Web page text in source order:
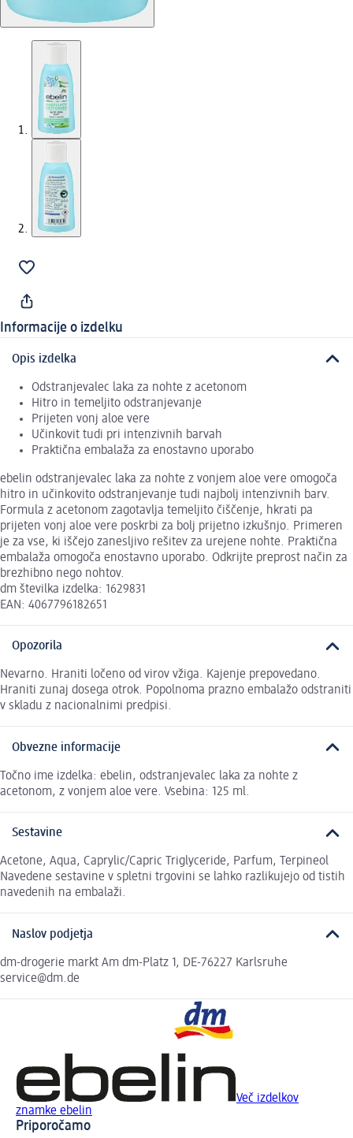
Informacije o izdelku
Opis izdelka
Odstranjevalec laka za nohte z acetonom
Hitro in temeljito odstranjevanje
Prijeten vonj aloe vere
Učinkovit tudi pri intenzivnih barvah
Praktična embalaža za enostavno uporabo
ebelin odstranjevalec laka za nohte z vonjem aloe vere omogoča
hitro in učinkovito odstranjevanje tudi najbolj intenzivnih barv.
Formula z acetonom zagotavlja temeljito čiščenje, hkrati pa
prijeten vonj aloe vere poskrbi za bolj prijetno izkušnjo. Primeren
je za vse, ki iščejo zanesljivo rešitev za urejene nohte. Praktična
embalaža omogoča enostavno uporabo. Odkrijte preprost način za
brezhibno nego nohtov.
dm številka izdelka: 1629831
EAN: 4067796182651
Opozorila
Nevarno. Hraniti ločeno od virov vžiga. Kajenje prepovedano.
Hraniti zunaj dosega otrok. Popolnoma prazno embalažo odstraniti
v skladu z nacionalnimi predpisi.
Obvezne informacije
Točno ime izdelka: ebelin, odstranjevalec laka za nohte z
acetonom, z vonjem aloe vere. Vsebina: 125 ml.
Sestavine
Acetone, Aqua, Caprylic/Capric Triglyceride, Parfum, Terpineol
Navedene sestavine v spletni trgovini se lahko razlikujejo od tistih
navedenih na embalaži.
Naslov podjetja
dm-drogerie markt Am dm-Platz 1, DE-76227 Karlsruhe
service@dm.de
Več izdelkov
znamke ebelin
Priporočamo